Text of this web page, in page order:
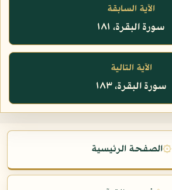
الآية السابقة
سورة البقرة، ١٨١
الآية التالية
سورة البقرة، ١٨٣
۞الصفحة الرئيسية